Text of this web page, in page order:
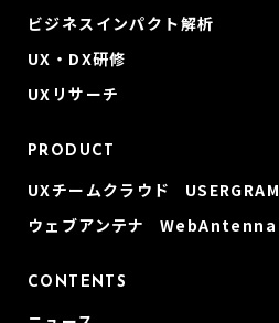
ビジネスインパクト解析
UX・DX研修
UXリサーチ
PRODUCT
UXチームクラウド USERGRAM
ウェブアンテナ WebAntenna
CONTENTS